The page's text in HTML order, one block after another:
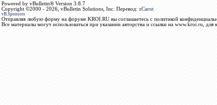
Powered by vBulletin® Version 3.8.7
Copyright ©2000 - 2026, vBulletin Solutions, Inc. Перевод: zCarot
vB.Sponsors
Отправляя любую форму на форуме KROI.RU вы соглашаетесь с политикой
Все материалы могут использоваться при указании авторства и ссылки на www.kroi.ru, для